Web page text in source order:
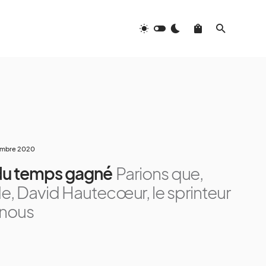
2020
temps gagné Parions que,
David Hautecœur, le sprinteur